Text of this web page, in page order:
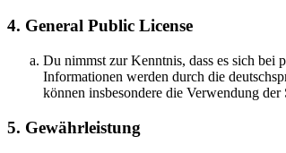
4. General Public License
Du nimmst zur Kenntnis, dass es sich bei
Informationen werden durch die
können insbesondere die Verwendung
5. Gewährleistung